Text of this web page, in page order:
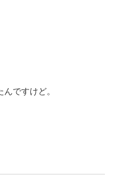
ですけど。